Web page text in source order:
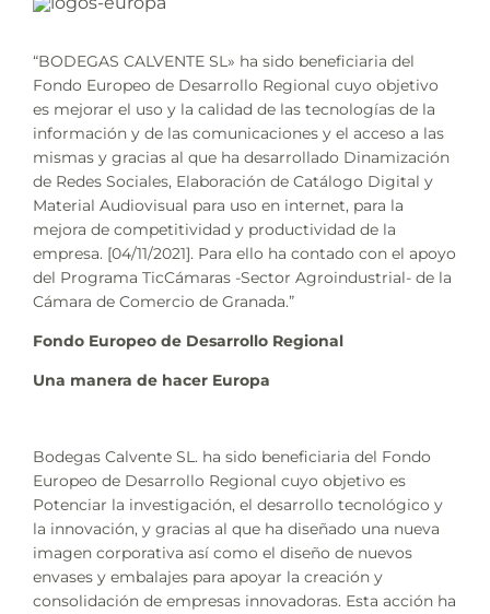
“BODEGAS CALVENTE SL» ha sido beneficiaria del
Fondo Europeo de Desarrollo Regional cuyo objetivo
es mejorar el uso y la calidad de las tecnologías de la
información y de las comunicaciones y el acceso a las
mismas y gracias al que ha desarrollado Dinamización
de Redes Sociales, Elaboración de Catálogo Digital y
Material Audiovisual para uso en internet, para la
mejora de competitividad y productividad de la
empresa. [04/11/2021]. Para ello ha contado con el apoyo
del Programa TicCámaras -Sector Agroindustrial- de la
Cámara de Comercio de Granada.”
Fondo Europeo de Desarrollo Regional
Una manera de hacer Europa
Bodegas Calvente SL. ha sido beneficiaria del Fondo
Europeo de Desarrollo Regional cuyo objetivo es
Potenciar la investigación, el desarrollo tecnológico y
la innovación, y gracias al que ha diseñado una nueva
imagen corporativa así como el diseño de nuevos
envases y embalajes para apoyar la creación y
consolidación de empresas innovadoras. Esta acción ha